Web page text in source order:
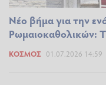
Νέο βήμα για την
Ρωμαιοκαθολικών:
ΚΌΣΜΟΣ 01.07.2026 14:59